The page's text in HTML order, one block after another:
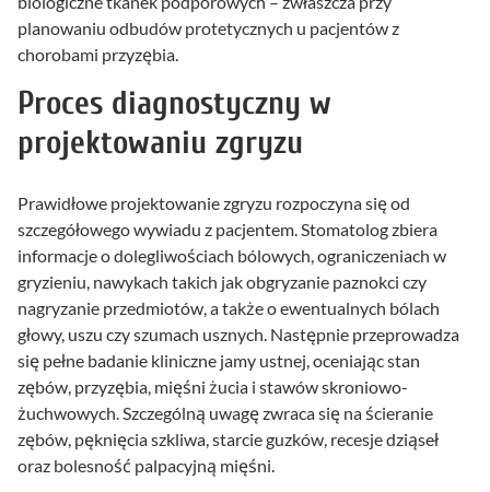
planowaniu odbudów protetycznych u pacjentów z
chorobami przyzębia.
Proces diagnostyczny w
projektowaniu zgryzu
Prawidłowe projektowanie zgryzu rozpoczyna się od
szczegółowego wywiadu z pacjentem. Stomatolog zbiera
informacje o dolegliwościach bólowych, ograniczeniach w
gryzieniu, nawykach takich jak obgryzanie paznokci czy
nagryzanie przedmiotów, a także o ewentualnych bólach
głowy, uszu czy szumach usznych. Następnie przeprowadza
się pełne badanie kliniczne jamy ustnej, oceniając stan
zębów, przyzębia, mięśni żucia i stawów skroniowo-
żuchwowych. Szczególną uwagę zwraca się na ścieranie
zębów, pęknięcia szkliwa, starcie guzków, recesje dziąseł
oraz bolesność palpacyjną mięśni.